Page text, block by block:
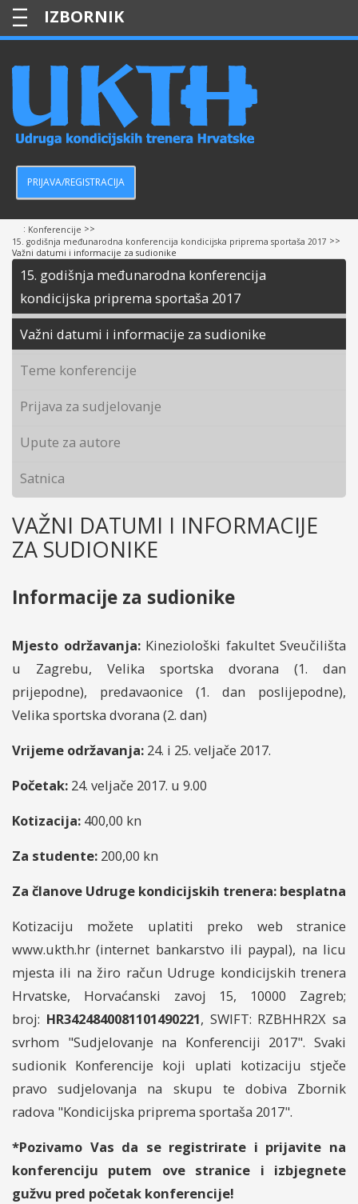
—
—
—
PRIJAVA/REGISTRACIJA
: Konferencije >>
15. godišnja međunarodna konferencija kondicijska priprema sportaša 2017 >>
Važni datumi i informacije za sudionike
15. godišnja međunarodna konferencija
kondicijska priprema sportaša 2017
Važni datumi i informacije za sudionike
Teme konferencije
Prijava za sudjelovanje
Upute za autore
Satnica
VAŽNI DATUMI I INFORMACIJE
ZA SUDIONIKE
Informacije za sudionike
Mjesto održavanja:Kineziološki fakultet Sveučilišta
u Zagrebu, Velika sportska dvorana (1. dan
prijepodne), predavaonice (1. dan poslijepodne),
Velika sportska dvorana (2. dan)
Vrijeme održavanja: 24. i 25. veljače 2017.
Početak: 24. veljače 2017. u 9.00
Kotizacija: 400,00 kn
Za studente: 200,00 kn
Za članove Udruge kondicijskih trenera: besplatna
Kotizaciju možete uplatiti preko web stranice
www.ukth.hr (internet bankarstvo ili paypal), na licu
mjesta ili na žiro račun Udruge kondicijskih trenera
Hrvatske, Horvaćanski zavoj 15, 10000 Zagreb;
broj: HR3424840081101490221, SWIFT: RZBHHR2X sa
svrhom "Sudjelovanje na Konferenciji 2017". Svaki
sudionik Konferencije koji uplati kotizaciju stječe
pravo sudjelovanja na skupu te dobiva Zbornik
radova "Kondicijska priprema sportaša 2017".
*Pozivamo Vas da se registrirate i prijavite na
konferenciju putem ove stranice i izbjegnete
gužvu pred početak konferencije!